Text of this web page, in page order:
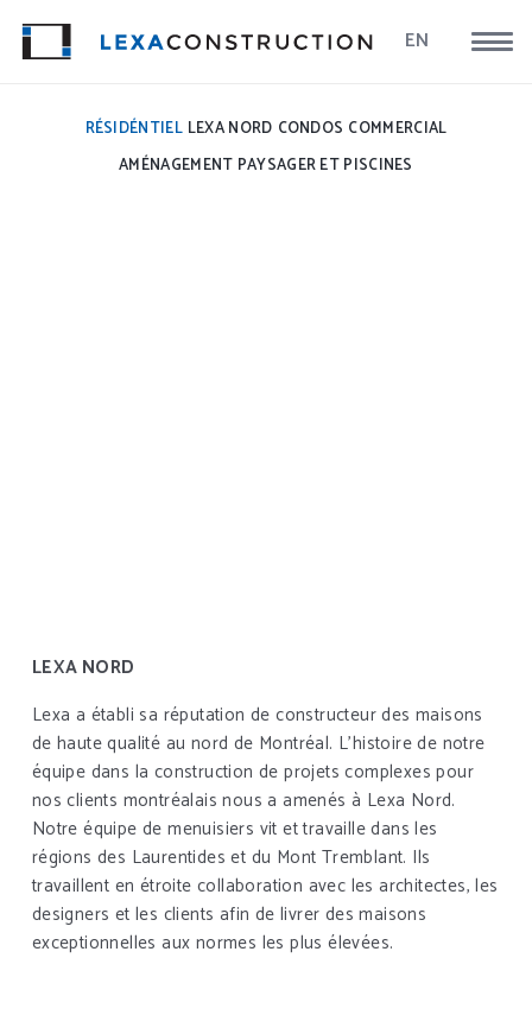
EN
RÉSIDÉNTIEL LEXA NORD CONDOS COMMERCIAL
AMÉNAGEMENT PAYSAGER ET PISCINES
LEXA NORD
Lexa a établi sa réputation de constructeur des maisons
de haute qualité au nord de Montréal. L’histoire de notre
équipe dans la construction de projets complexes pour
nos clients montréalais nous a amenés à Lexa Nord.
Notre équipe de menuisiers vit et travaille dans les
régions des Laurentides et du Mont Tremblant. Ils
travaillent en étroite collaboration avec les architectes, les
designers et les clients afin de livrer des maisons
exceptionnelles aux normes les plus élevées.